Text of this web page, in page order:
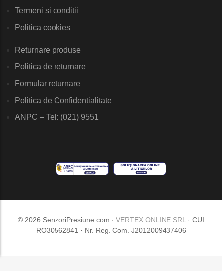
Termeni si conditii
Politica cookies
Returnare produse
Politica de returnare
Formular returnare
Politica de Confidentialitate
ANPC – Tel: (021) 9551
© 2026 SenzoriPresiune.com · VERTEX ONLINE SRL· CUI
RO30562841 · Nr. Reg. Com. J2012009437406